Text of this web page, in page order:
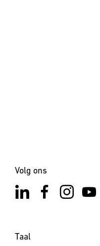
Volg ons
Taal